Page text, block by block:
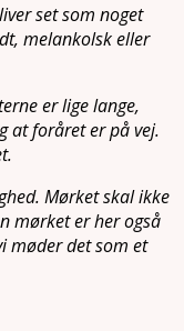
set som noget
melankolsk eller
er lige lange,
at foråret er på vej.
Mørket skal ikke
mørket er her også
møder det som et